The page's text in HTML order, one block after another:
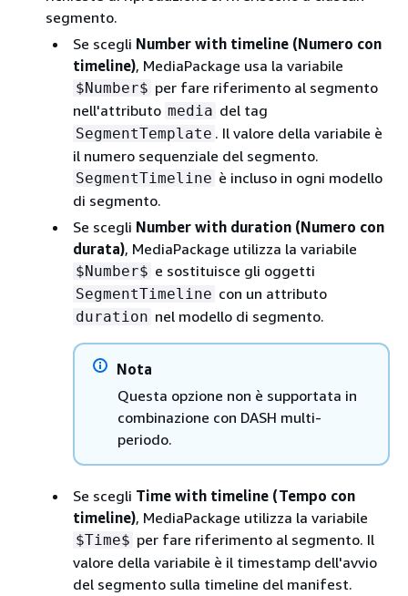
segmento.
Se scegli Number with timeline (Numero con
timeline), MediaPackage usa la variabile
$Number$ per fare riferimento al segmento
nell'attributo media del tag
SegmentTemplate . Il valore della variabile è
il numero sequenziale del segmento.
SegmentTimeline è incluso in ogni modello
di segmento.
Se scegli Number with duration (Numero con
durata), MediaPackage utilizza la variabile
$Number$ e sostituisce gli oggetti
SegmentTimeline con un attributo
duration nel modello di segmento.
Nota
Questa opzione non è supportata in
combinazione con DASH multi-
periodo.
Se scegli Time with timeline (Tempo con
timeline), MediaPackage utilizza la variabile
$Time$ per fare riferimento al segmento. Il
valore della variabile è il timestamp dell'avvio
del segmento sulla timeline del manifest.